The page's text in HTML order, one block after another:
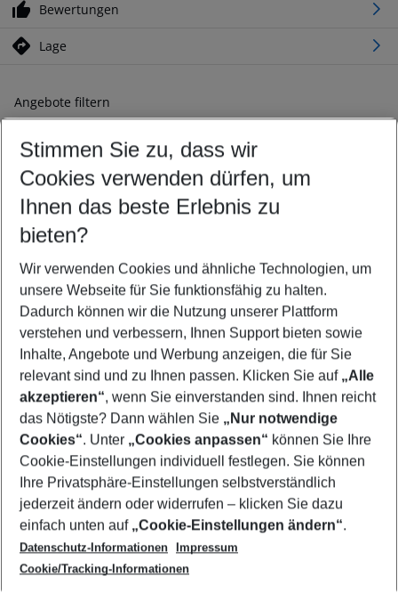
Bewertungen
Lage
Angebote filtern
Ändern Sie Ihre Kriterien nach Ihren Wünschen
Abflughafen wählen
Beliebiger Abflughafen
Reisezeitraum wählen
09.08.26– 07.08.27 5-8 Nächte
2 Erwachsene Keine Kinder
Mehr Filter anzeigen
Footer
Footer navigation
Über uns
AGB
Cookie-Einstellungen ändern
Cookie-Richtlinie
Datenschutz
Service & Hilfe
Barrierefreies Reisen
Check-in
Folgen Sie uns
Stimmen Sie zu, dass wir
Cookies verwenden dürfen, um
Ihnen das beste Erlebnis zu
bieten?
Wir verwenden Cookies und ähnliche Technologien, um
unsere Webseite für Sie funktionsfähig zu halten.
Dadurch können wir die Nutzung unserer Plattform
verstehen und verbessern, Ihnen Support bieten sowie
Inhalte, Angebote und Werbung anzeigen, die für Sie
relevant sind und zu Ihnen passen. Klicken Sie auf „Alle
akzeptieren“, wenn Sie einverstanden sind. Ihnen reicht
das Nötigste? Dann wählen Sie „Nur notwendige
Cookies“. Unter „Cookies anpassen“ können Sie Ihre
Cookie-Einstellungen individuell festlegen. Sie können
Ihre Privatsphäre-Einstellungen selbstverständlich
jederzeit ändern oder widerrufen – klicken Sie dazu
einfach unten auf „Cookie-Einstellungen ändern“.
Datenschutz-Informationen
Impressum
Cookie/Tracking-Informationen